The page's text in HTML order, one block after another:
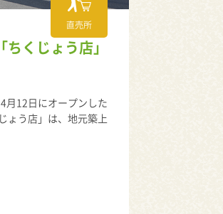
直売所
くじょう店」
月12日にオープンした
ょう店」は、地元築上